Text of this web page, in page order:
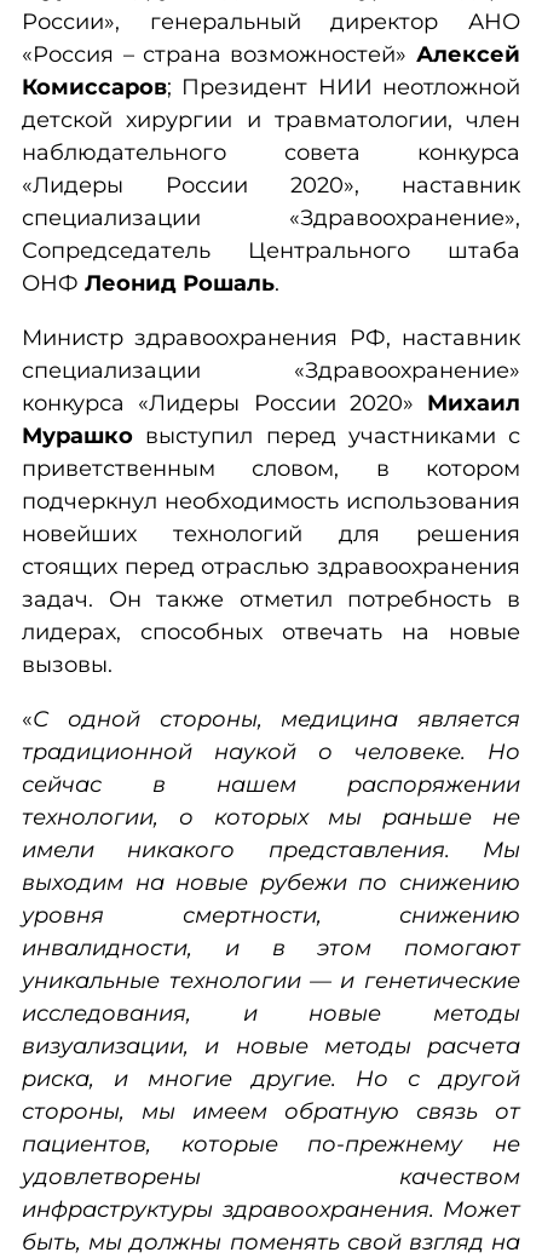
России», генеральный директор АНО
«Россия – страна возможностей» Алексей
Комиссаров; Президент НИИ неотложной
детской хирургии и травматологии, член
наблюдательного совета конкурса
«Лидеры России 2020», наставник
специализации «Здравоохранение»,
Сопредседатель Центрального штаба
ОНФЛеонид Рошаль.
Министр здравоохранения РФ, наставник
специализации «Здравоохранение»
конкурса «Лидеры России 2020» Михаил
Мурашко выступил перед участниками с
приветственным словом, в котором
подчеркнул необходимость использования
новейших технологий для решения
стоящих перед отраслью здравоохранения
задач. Он также отметил потребность в
лидерах, способных отвечать на новые
вызовы.
«С одной стороны, медицина является
традиционной наукой о человеке. Но
сейчас в нашем распоряжении
технологии, о которых мы раньше не
имели никакого представления. Мы
выходим на новые рубежи по снижению
уровня смертности, снижению
инвалидности, и в этом помогают
уникальные технологии — и генетические
исследования, и новые методы
визуализации, и новые методы расчета
риска, и многие другие. Но с другой
стороны, мы имеем обратную связь от
пациентов, которые по-прежнему не
удовлетворены качеством
инфраструктуры здравоохранения. Может
быть, мы должны поменять свой взгляд на